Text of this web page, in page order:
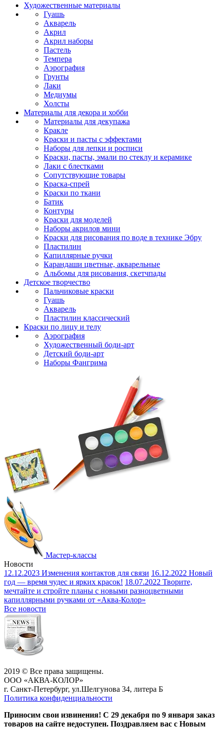
Художественные материалы
Гуашь
Акварель
Акрил
Акрил наборы
Пастель
Темпера
Аэрография
Грунты
Лаки
Медиумы
Холсты
Материалы для декора и хобби
Материалы для декупажа
Кракле
Краски и пасты с эффектами
Наборы для лепки и росписи
Краски, пасты, эмали по стеклу и керамике
Лаки с блестками
Сопутствующие товары
Краска-спрей
Краски по ткани
Батик
Контуры
Краски для моделей
Наборы акрилов мини
Краски для рисования по воде в технике Эбру
Пластилин
Капиллярные ручки
Карандаши цветные, акварельные
Альбомы для рисования, скетчпады
Детское творчество
Пальчиковые краски
Гуашь
Акварель
Пластилин классический
Краски по лицу и телу
Аэрография
Художественный боди-арт
Детский боди-арт
Наборы Фангрима
Мастер-классы
Новости
12.12.2023 Изменения контактов для связи 16.12.2022 Новый
год — время чудес и ярких красок! 18.07.2022 Творите,
мечтайте и стройте планы с новыми разноцветными
капиллярными ручками от «Аква-Колор»
Все новости
2019 © Все права защищены.
ООО «АКВА-КОЛОР»
г. Санкт-Петербург, ул.Шелгунова 34, литера Б
Политика конфиденциальности
Приносим свои извинения! С 29 декабря по 9 января заказ
товаров на сайте недоступен. Поздравляем вас с Новым